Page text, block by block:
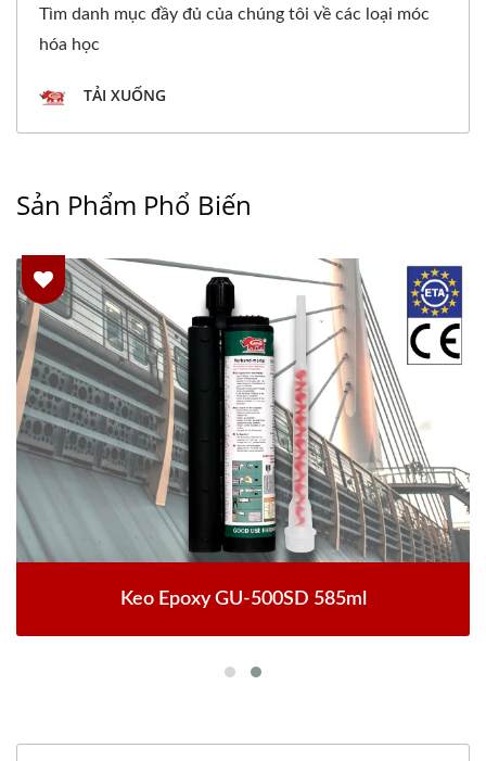
Tìm danh mục đầy đủ của chúng tôi về các loại móc
hóa học
TẢI XUỐNG
Sản Phẩm Phổ Biến
Keo Epoxy GU-500SD 585ml